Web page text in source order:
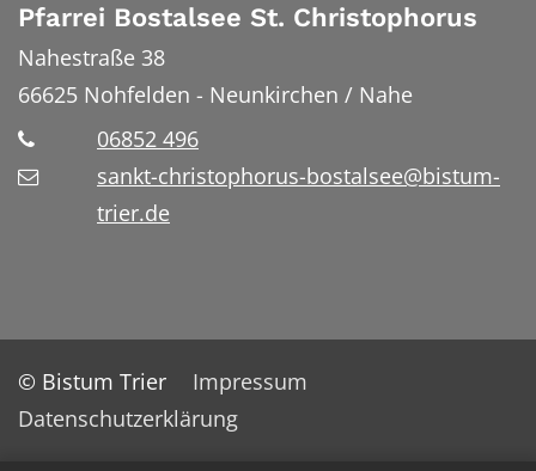
Pfarrei Bostalsee St. Christophorus
Nahestraße 38
66625 Nohfelden - Neunkirchen / Nahe
06852 496
sankt-christophorus-bostalsee@bistum-
trier.de
© Bistum Trier
Impressum
Datenschutzerklärung